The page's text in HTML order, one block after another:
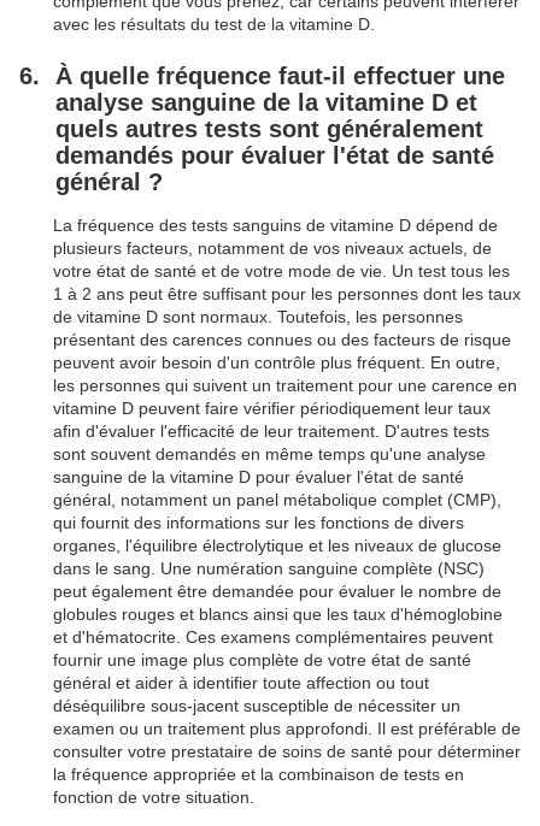
avec les résultats du test de la vitamine D.
À quelle fréquence faut-il effectuer une
analyse sanguine de la vitamine D et
quels autres tests sont généralement
demandés pour évaluer l'état de santé
général ?
La fréquence des tests sanguins de vitamine D dépend de
plusieurs facteurs, notamment de vos niveaux actuels, de
votre état de santé et de votre mode de vie. Un test tous les
1 à 2 ans peut être suffisant pour les personnes dont les taux
de vitamine D sont normaux. Toutefois, les personnes
présentant des carences connues ou des facteurs de risque
peuvent avoir besoin d'un contrôle plus fréquent. En outre,
les personnes qui suivent un traitement pour une carence en
vitamine D peuvent faire vérifier périodiquement leur taux
afin d'évaluer l'efficacité de leur traitement. D'autres tests
sont souvent demandés en même temps qu'une analyse
sanguine de la vitamine D pour évaluer l'état de santé
général, notamment un panel métabolique complet (CMP),
qui fournit des informations sur les fonctions de divers
organes, l'équilibre électrolytique et les niveaux de glucose
dans le sang. Une numération sanguine complète (NSC)
peut également être demandée pour évaluer le nombre de
globules rouges et blancs ainsi que les taux d'hémoglobine
et d'hématocrite. Ces examens complémentaires peuvent
fournir une image plus complète de votre état de santé
général et aider à identifier toute affection ou tout
déséquilibre sous-jacent susceptible de nécessiter un
examen ou un traitement plus approfondi. Il est préférable de
consulter votre prestataire de soins de santé pour déterminer
la fréquence appropriée et la combinaison de tests en
fonction de votre situation.